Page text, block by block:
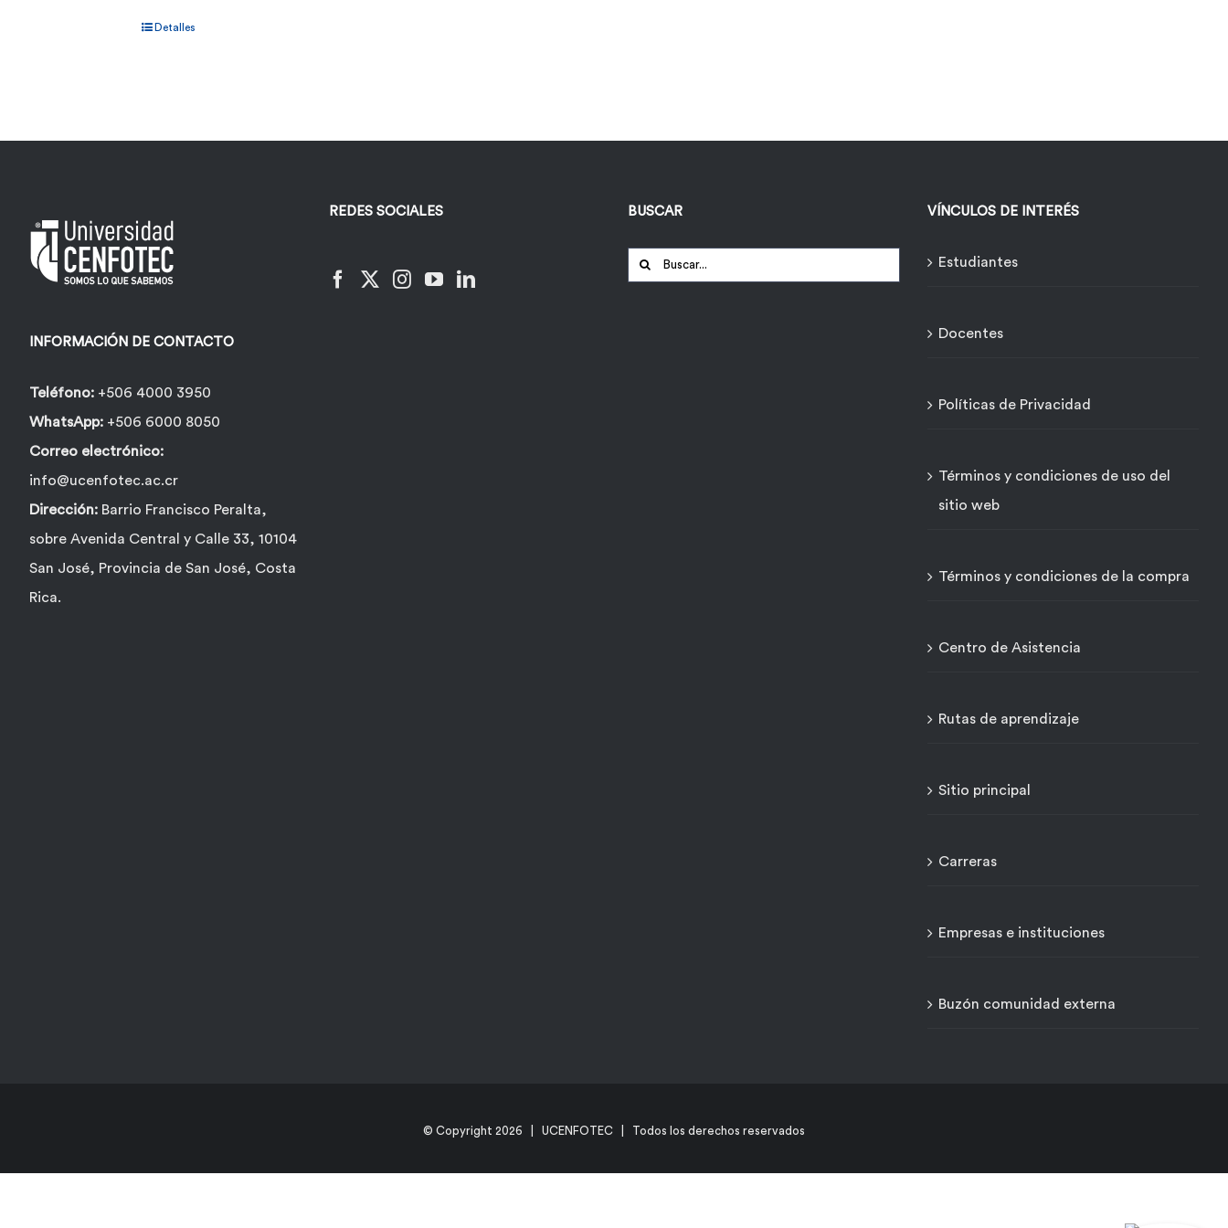
Detalles
INFORMACIÓN DE CONTACTO
Teléfono: +506 4000 3950
WhatsApp: +506 6000 8050
Correo electrónico:
info@ucenfotec.ac.cr
Dirección: Barrio Francisco Peralta,
sobre Avenida Central y Calle 33, 10104
San José, Provincia de San José, Costa
Rica.
REDES SOCIALES BUSCAR
Buscar:
VÍNCULOS DE INTERÉS
Estudiantes
Docentes
Políticas de Privacidad
Términos y condiciones de uso del
sitio web
Términos y condiciones de la compra
Centro de Asistencia
Rutas de aprendizaje
Sitio principal
Carreras
Empresas e instituciones
Buzón comunidad externa
© Copyright 2026 | UCENFOTEC | Todos los derechos reservados